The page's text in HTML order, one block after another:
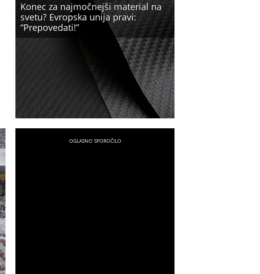
Konec za najmočnejši material na
svetu? Evropska unija pravi:
“Prepovedati!”